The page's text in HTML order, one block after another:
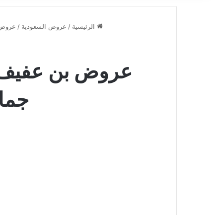
الرئيسية / عروض السعودية /
جمادى